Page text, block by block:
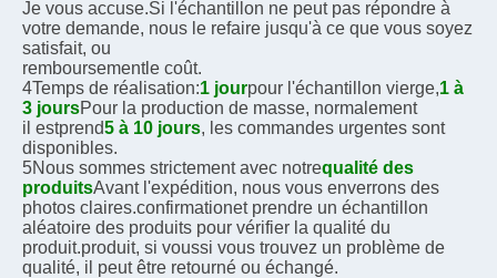
Je vous accuse.Si l'échantillon ne peut pas répondre à
votre demande, nous le refaire jusqu'à ce que vous soyez
satisfait, ou
remboursementle coût.
4Temps de réalisation:1 jourpour l'échantillon vierge,1 à
3 joursPour la production de masse, normalement
il estprend5 à 10 jours, les commandes urgentes sont
disponibles.
5Nous sommes strictement avec notrequalité des
produitsAvant l'expédition, nous vous enverrons des
photos claires.confirmationet prendre un échantillon
aléatoire des produits pour vérifier la qualité du
produit.produit, si voussi vous trouvez un problème de
qualité, il peut être retourné ou échangé.